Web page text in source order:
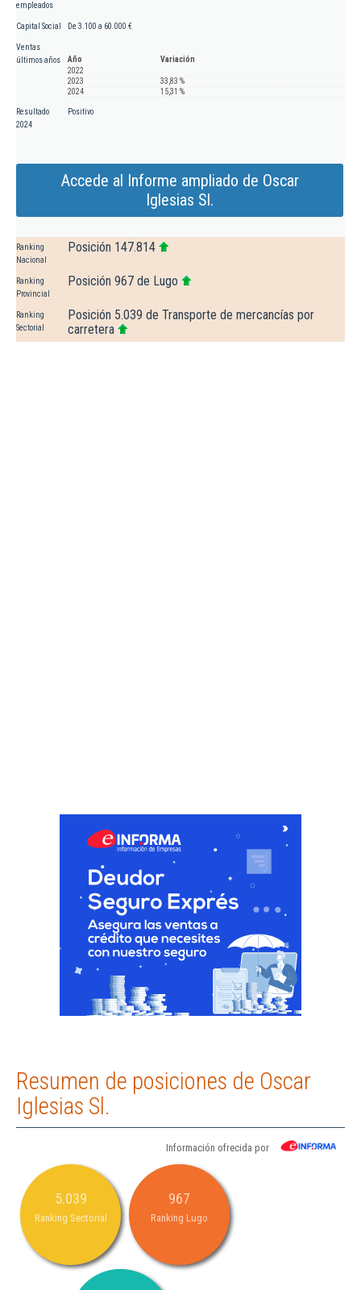
empleados
Capital Social De 3.100 a 60.000 €
Ventas
últimos años
Año
Variación
2022
2023
33,83 %
2024
15,31 %
Resultado
2024
Positivo
Accede al Informe ampliado de Oscar
Iglesias Sl.
Ranking
Nacional
Posición 147.814
Ranking
Provincial
Posición 967 de Lugo
Ranking
Sectorial
Posición 5.039 de Transporte de mercancías por
carretera
Resumen de posiciones de Oscar
Iglesias Sl.
Información ofrecida por
5.039
Ranking Sectorial
967
Ranking Lugo